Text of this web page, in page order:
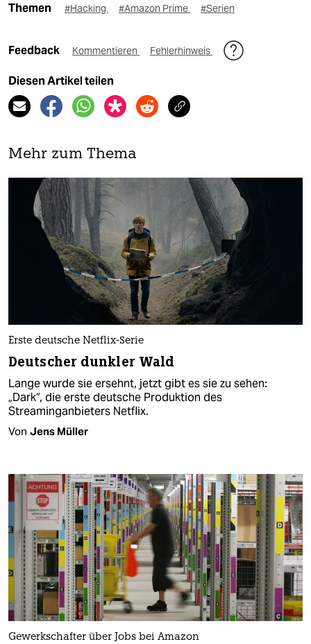
Themen #Hacking #Amazon Prime #Serien
Feedback Kommentieren Fehlerhinweis
Diesen Artikel teilen
Mehr zum Thema
Erste deutsche Netflix-Serie
Deutscher dunkler Wald
Lange wurde sie ersehnt, jetzt gibt es sie zu sehen:
„Dark“, die erste deutsche Produktion des
Streaminganbieters Netflix.
Von Jens Müller
Gewerkschafter über Jobs bei Amazon